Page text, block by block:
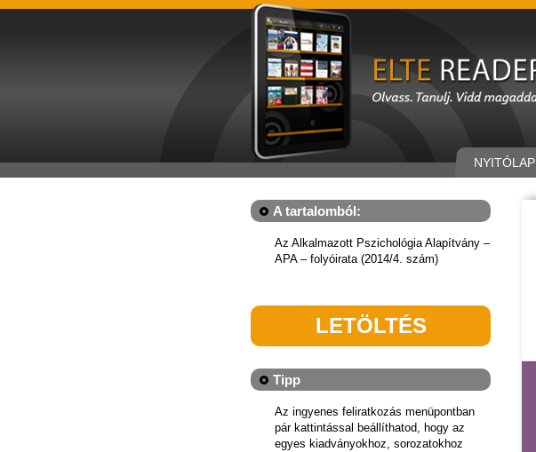
NYITÓLAP
A tartalomból:
Az Alkalmazott Pszichológia Alapítvány –
APA – folyóirata (2014/4. szám)
LETÖLTÉS
Tipp
Az ingyenes feliratkozás menüpontban
pár kattintással beállíthatod, hogy az
egyes kiadványokhoz, sorozatokhoz